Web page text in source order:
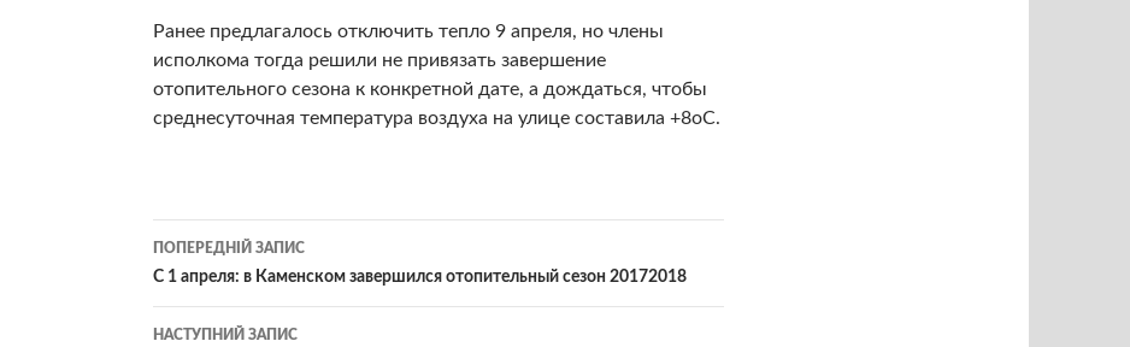
Ранее предлагалось отключить тепло 9 апреля, но члены
исполкома тогда решили не привязать завершение
отопительного сезона к конкретной дате, а дождаться, чтобы
среднесуточная температура воздуха на улице составила +8оС.
Навігація
по
записам
ПОПЕРЕДНІЙ ЗАПИС
С 1 апреля: в Каменском завершился отопительный сезон 20172018
НАСТУПНИЙ ЗАПИС